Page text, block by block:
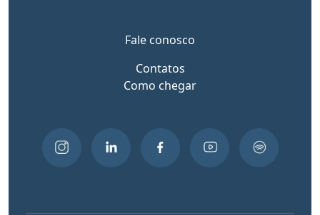
Fale conosco
Contatos
Como chegar